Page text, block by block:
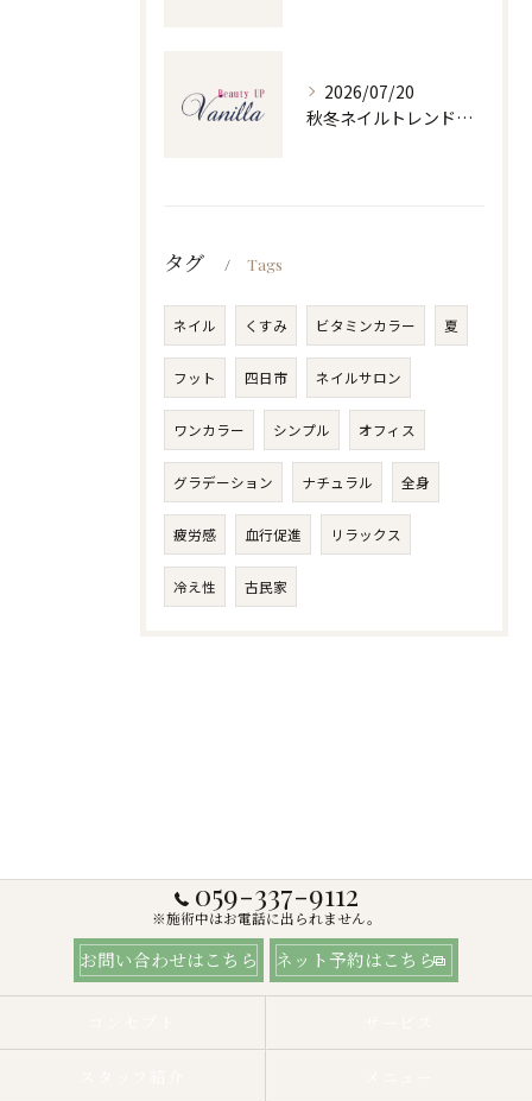
2026/07/20
秋冬ネイルトレンドで人気ネイルを大人上品に楽しむ旬デザイン実践ガイド
タグ Tags
ネイル くすみ ビタミンカラー 夏
フット 四日市 ネイルサロン
ワンカラー シンプル オフィス
グラデーション ナチュラル 全身
疲労感 血行促進 リラックス
冷え性 古民家
059-337-9112
※施術中はお電話に出られません。
お問い合わせはこちら ネット予約はこちら